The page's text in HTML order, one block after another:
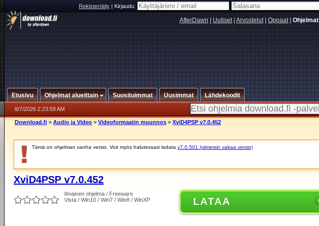
Rekisteröidy|Kirjaudu:
AfterDawn Uutiset| Arvostelut| Oppaat| Ohjelmat
Etusivu Ohjelmat alueittain Suosituimmat Uusimmat Lähdekoodit
8/7/2026 2:23:59 AM
Download.fi > Audio ja Video > Videoformaatin muunnos > XviD4PSP v7.0.452
Tämä on ohjelman vanha versio. Voit myös halutessasi ladata v7.0.501 (viimeisin vakaa versio)
XviD4PSP v7.0.452
Ilmainen ohjelma / Freeware
Vista / Win10 / Win7 / Win8 / WinXP
LATAA